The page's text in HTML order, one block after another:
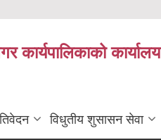
कार्यपालिकाको कार्यालय
विधुतीय शुसासन सेवा